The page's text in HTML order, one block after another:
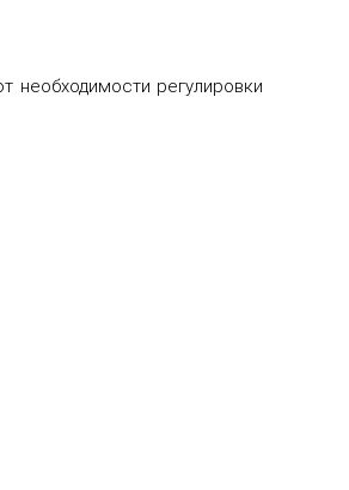
необходимости регулировки